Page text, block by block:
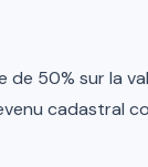
50% sur la
cadastral